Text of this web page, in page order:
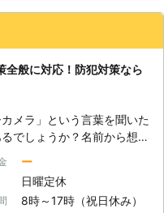
目指してご提案させていた
全般に対応！防犯対策なら
カメラ」という言葉を聞いた
でしょうか？名前から想像
した、偽物のカメラです。偽
影や記録は当然できませ
記録もできないダミーカメ
ー
日曜定休
8時～17時（祝日休み）